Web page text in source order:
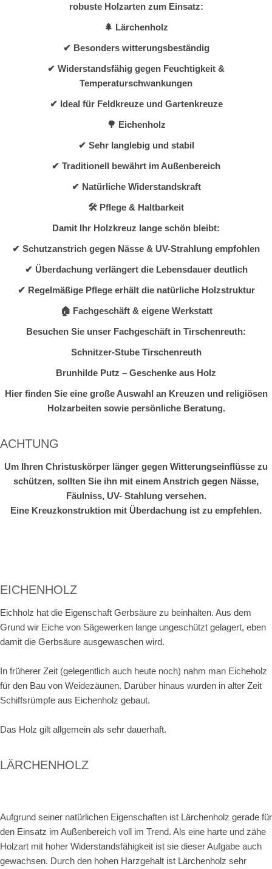
robuste Holzarten zum Einsatz:
🌲 Lärchenholz
✔ Besonders witterungsbeständig
✔ Widerstandsfähig gegen Feuchtigkeit &
Temperaturschwankungen
✔ Ideal für Feldkreuze und Gartenkreuze
🌳 Eichenholz
✔ Sehr langlebig und stabil
✔ Traditionell bewährt im Außenbereich
✔ Natürliche Widerstandskraft
🛠️ Pflege & Haltbarkeit
Damit Ihr Holzkreuz lange schön bleibt:
✔ Schutzanstrich gegen Nässe & UV-Strahlung empfohlen
✔ Überdachung verlängert die Lebensdauer deutlich
✔ Regelmäßige Pflege erhält die natürliche Holzstruktur
🏠 Fachgeschäft & eigene Werkstatt
Besuchen Sie unser Fachgeschäft in Tirschenreuth:
Schnitzer-Stube Tirschenreuth
Brunhilde Putz – Geschenke aus Holz
Hier finden Sie eine große Auswahl an Kreuzen und religiösen
Holzarbeiten sowie persönliche Beratung.
ACHTUNG
Um Ihren Christuskörper länger gegen Witterungseinflüsse zu
schützen, sollten Sie ihn mit einem Anstrich gegen Nässe,
Fäulniss, UV- Stahlung versehen.
Eine Kreuzkonstruktion mit Überdachung ist zu empfehlen.
EICHENHOLZ
Eichholz hat die Eigenschaft Gerbsäure zu beinhalten. Aus dem
Grund wir Eiche von Sägewerken lange ungeschützt gelagert, eben
damit die Gerbsäure ausgewaschen wird.
In früherer Zeit (gelegentlich auch heute noch) nahm man Eicheholz
für den Bau von Weidezäunen. Darüber hinaus wurden in alter Zeit
Schiffsrümpfe aus Eichenholz gebaut.
Das Holz gilt allgemein als sehr dauerhaft.
LÄRCHENHOLZ
Aufgrund seiner natürlichen Eigenschaften ist Lärchenholz gerade für
den Einsatz im Außenbereich voll im Trend. Als eine harte und zähe
Holzart mit hoher Widerstandsfähigkeit ist sie dieser Aufgabe auch
gewachsen. Durch den hohen Harzgehalt ist Lärchenholz sehr